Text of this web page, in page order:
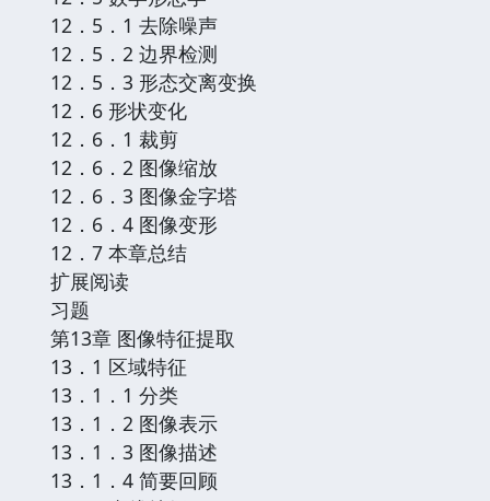
12．5．1 去除噪声
12．5．2 边界检测
12．5．3 形态交离变换
12．6 形状变化
12．6．1 裁剪
12．6．2 图像缩放
12．6．3 图像金字塔
12．6．4 图像变形
12．7 本章总结
扩展阅读
习题
第13章 图像特征提取
13．1 区域特征
13．1．1 分类
13．1．2 图像表示
13．1．3 图像描述
13．1．4 简要回顾